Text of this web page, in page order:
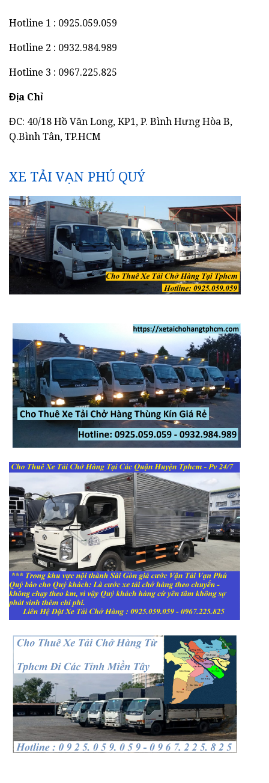
Hotline 1 : 0925.059.059
Hotline 2 : 0932.984.989
Hotline 3 : 0967.225.825
Địa Chỉ
ĐC: 40/18 Hồ Văn Long, KP1, P. Bình Hưng Hòa B,
Q.Bình Tân, TP.HCM
XE TẢI VẠN PHÚ QUÝ